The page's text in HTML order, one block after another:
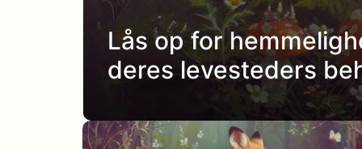
Lås op for
deres levesteders